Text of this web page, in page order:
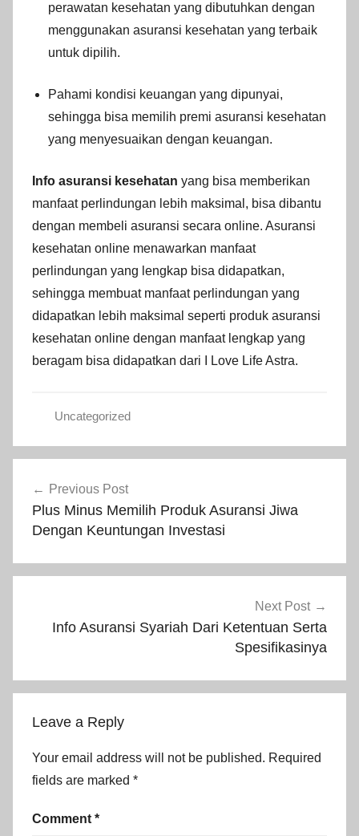
perawatan kesehatan yang dibutuhkan dengan
menggunakan asuransi kesehatan yang terbaik
untuk dipilih.
Pahami kondisi keuangan yang dipunyai,
sehingga bisa memilih premi asuransi kesehatan
yang menyesuaikan dengan keuangan.
Info asuransi kesehatan yang bisa memberikan
manfaat perlindungan lebih maksimal, bisa dibantu
dengan membeli asuransi secara online. Asuransi
kesehatan online menawarkan manfaat
perlindungan yang lengkap bisa didapatkan,
sehingga membuat manfaat perlindungan yang
didapatkan lebih maksimal seperti produk asuransi
kesehatan online dengan manfaat lengkap yang
beragam bisa didapatkan dari I Love Life Astra.
Uncategorized
Previous Post
Plus Minus Memilih Produk Asuransi Jiwa
Dengan Keuntungan Investasi
Next Post
Info Asuransi Syariah Dari Ketentuan Serta
Spesifikasinya
Leave a Reply
Your email address will not be published. Required
fields are marked *
Comment *